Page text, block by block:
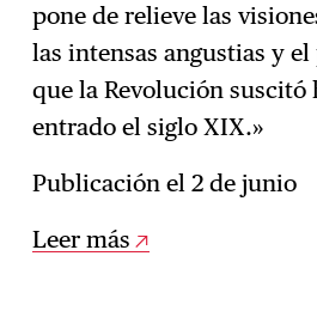
pone de relieve las
las intensas angustias y
que la Revolución suscitó
entrado el siglo XIX.»
Publicación el 2 de junio
Leer más